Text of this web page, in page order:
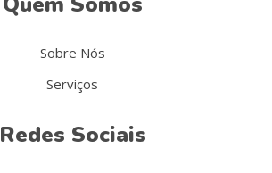
Sobre Nós
Serviços
Redes Sociais